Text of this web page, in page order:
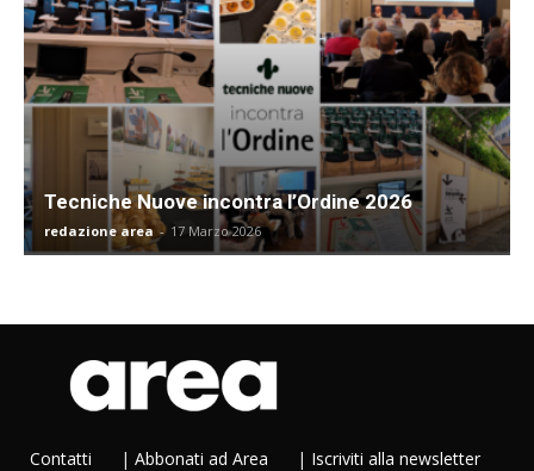
Tecniche Nuove incontra l’Ordine 2026
redazione area - 17 Marzo 2026
Contatti | Abbonati ad Area | Iscriviti alla newsletter